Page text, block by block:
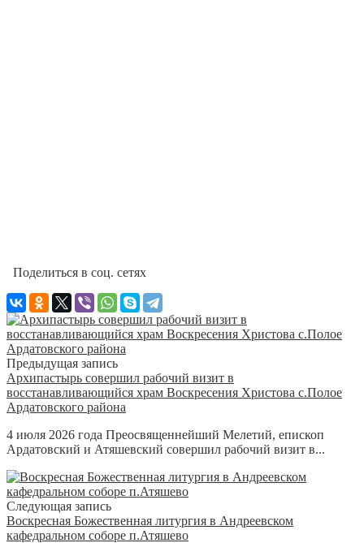
Поделиться в соц. сетях
Предыдущая запись
Архипастырь совершил рабочий визит в
восстанавливающийся храм Воскресения Христова с.Полое
Ардатовского района
4 июля 2026 года Преосвященнейший Мелетий, епископ
Ардатовский и Атяшевский совершил рабочий визит в...
Следующая запись
Воскресная Божественная литургия в Андреевском
кафедральном соборе п.Атяшево